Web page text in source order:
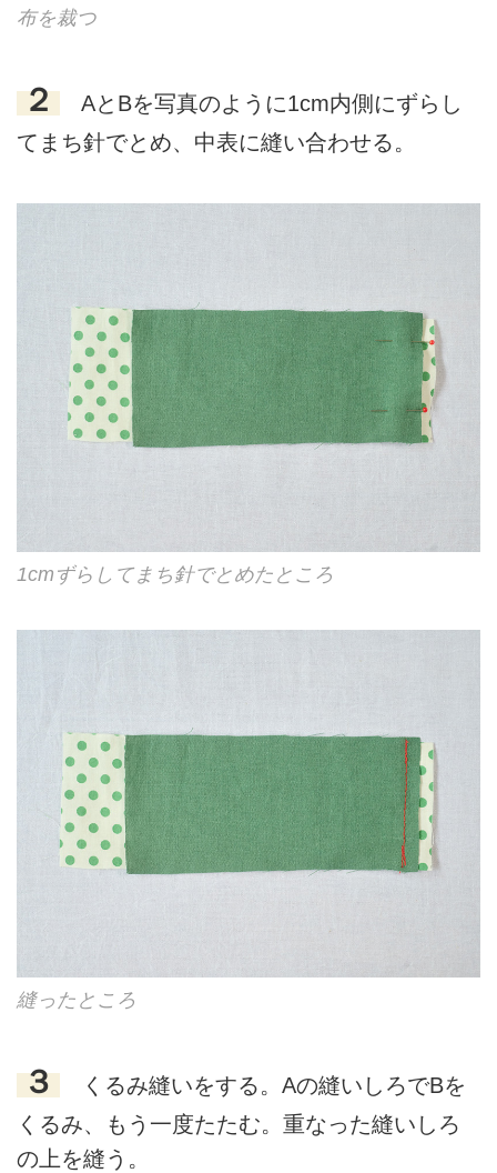
布を裁つ
２
AとBを写真のように1cm内側にずらし
てまち針でとめ、中表に縫い合わせる。
1cmずらしてまち針でとめたところ
縫ったところ
３
くるみ縫いをする。Aの縫いしろでBを
くるみ、もう一度たたむ。重なった縫いしろ
の上を縫う。